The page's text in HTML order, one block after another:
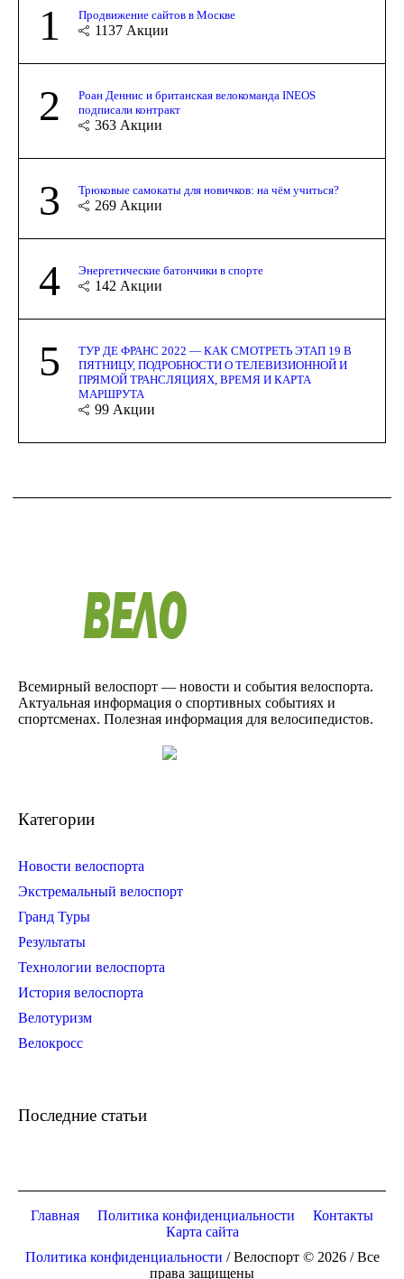
1 Продвижение сайтов в Москве
1137 Акции
2
Роан Деннис и британская велокоманда INEOS
подписали контракт
363 Акции
3 Трюковые самокаты для новичков: на чём учиться?
269 Акции
4 Энергетические батончики в спорте
142 Акции
5
ТУР ДЕ ФРАНС 2022 — КАК СМОТРЕТЬ ЭТАП 19 В
ПЯТНИЦУ, ПОДРОБНОСТИ О ТЕЛЕВИЗИОННОЙ И
ПРЯМОЙ ТРАНСЛЯЦИЯХ, ВРЕМЯ И КАРТА
МАРШРУТА
99 Акции
Всемирный велоспорт — новости и события велоспорта.
Актуальная информация о спортивных событиях и
спортсменах. Полезная информация для велосипедистов.
Категории
Новости велоспорта
Экстремальный велоспорт
Гранд Туры
Результаты
Технологии велоспорта
История велоспорта
Велотуризм
Велокросс
Последние статьи
Главная Политика конфиденциальности
Контакты
Карта сайта
Политика конфиденциальности / Велоспорт © 2026 / Все
права защищены